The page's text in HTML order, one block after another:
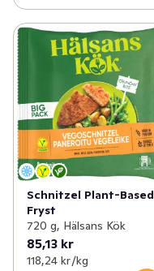
Schnitzel Plant-Based
Fryst
720 g, Hälsans Kök
85,13 kr
118,24 kr /kg